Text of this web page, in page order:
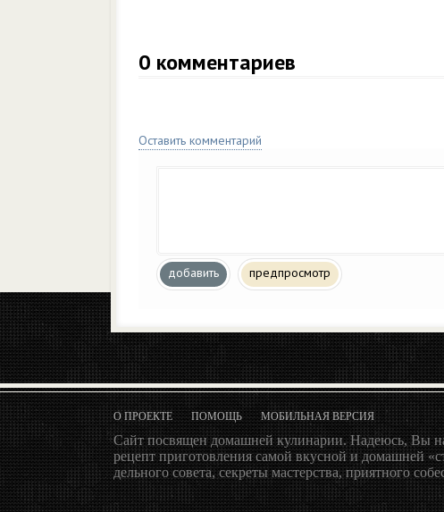
0 комментариев
Оставить комментарий
добавить предпросмотр
О ПРОЕКТЕПОМОЩЬ МОБИЛЬНАЯ ВЕРСИЯ
Сайт посвящен домашней кулинарии. Надеюсь, Вы
рецепт приготовления самой вкусной и домашней
дельного совета, секреты мастерства, приятного